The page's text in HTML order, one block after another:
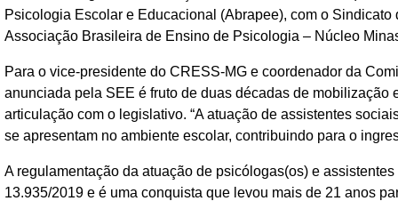
Psicologia Escolar e Educacional (Abrapee), com o
Associação Brasileira de Ensino de Psicologia – Núcleo
Para o vice-presidente do CRESS-MG e coordenador da
anunciada pela SEE é fruto de duas décadas de
articulação com o legislativo. “A atuação de assistentes
se apresentam no ambiente escolar, contribuindo para o
A regulamentação da atuação de psicólogas(os) e
13.935/2019 e é uma conquista que levou mais de 21 anos